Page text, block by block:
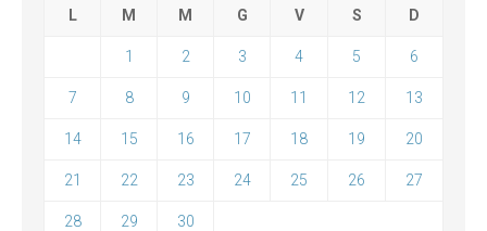
L M M G V S D
1 2 3 4 5 6
7 8 9 10 11 12 13
14 15 16 17 18 19 20
21 22 23 24 25 26 27
28 29 30